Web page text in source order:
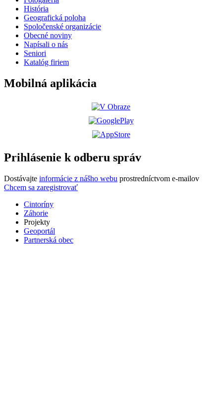
História
Geografická poloha
Spoločenské organizácie
Obecné noviny
Napísali o nás
Seniori
Katalóg firiem
Mobilná aplikácia
Prihlásenie k odberu správ
Dostávajte informácie z nášho webu prostredníctvom e-mailov
Chcem sa zaregistrovať
Cintoríny
Záhorie
Projekty
Geoportál
Partnerská obec